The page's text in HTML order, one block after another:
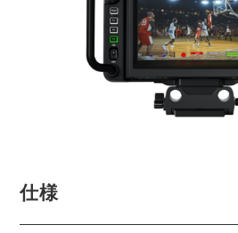
仕様